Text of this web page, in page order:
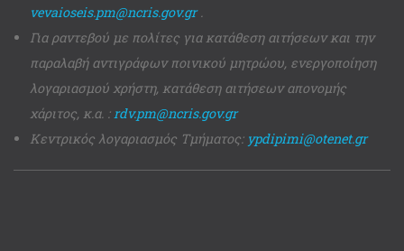
vevaioseis.pm@ncris.gov.gr.
Για ραντεβού με πολίτες για κατάθεση αιτήσεων και την
παραλαβή αντιγράφων ποινικού μητρώου, ενεργοποίηση
λογαριασμού χρήστη, κατάθεση αιτήσεων απονομής
χάριτος, κ.α. :rdv.pm@ncris.gov.gr
Κεντρικός λογαριασμός Τμήματος: ypdipimi@otenet.gr